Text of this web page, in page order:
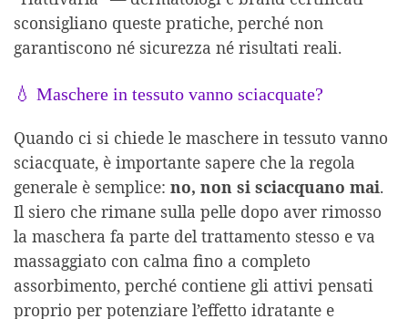
sconsigliano queste pratiche, perché non
garantiscono né sicurezza né risultati reali.
💧 Maschere in tessuto vanno sciacquate?
Quando ci si chiede le maschere in tessuto vanno
sciacquate, è importante sapere che la regola
generale è semplice: no, non si sciacquano mai.
Il siero che rimane sulla pelle dopo aver rimosso
la maschera fa parte del trattamento stesso e va
massaggiato con calma fino a completo
assorbimento, perché contiene gli attivi pensati
proprio per potenziare l’effetto idratante e